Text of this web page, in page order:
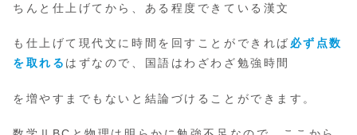
ちんと仕上げてから、ある程度できている漢文
も仕上げて現代文に時間を回すことができれば 必ず点数
を取れる はずなので、国語はわざわざ勉強時間
を増やすまでもないと結論づけることができます。